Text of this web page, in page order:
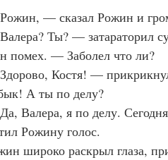
— сказал Рожин и
Ты? — затараторил
помех. — Заболел что ли?
Костя! —
А ты по делу?
Валера, я по делу.
Рожину голос.
широко раскрыл глаза,